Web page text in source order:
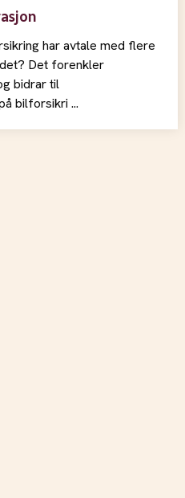
har avtale med flere
Det forenkler
bidrar til
bilforsikri ...